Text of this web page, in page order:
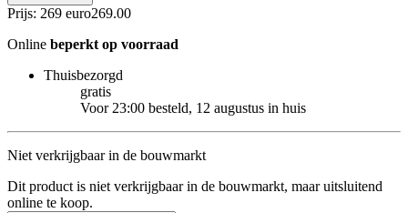
Prijs: 269 euro269.00
Online beperkt op voorraad
Thuisbezorgd
gratis
Voor 23:00 besteld, 12 augustus in huis
Niet verkrijgbaar in de bouwmarkt
Dit product is niet verkrijgbaar in de bouwmarkt, maar uitsluitend
online te koop.